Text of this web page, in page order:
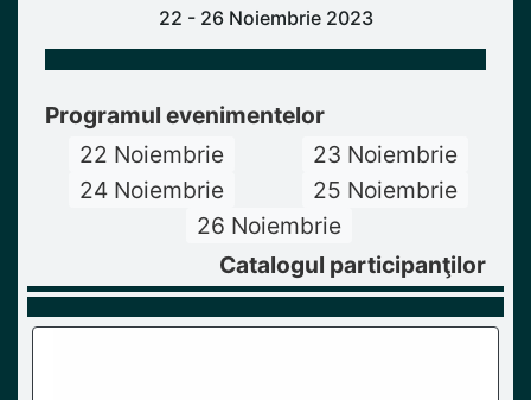
22 - 26 Noiembrie 2023
Programul evenimentelor
22 Noiembrie
23 Noiembrie
24 Noiembrie
25 Noiembrie
26 Noiembrie
Catalogul participanţilor